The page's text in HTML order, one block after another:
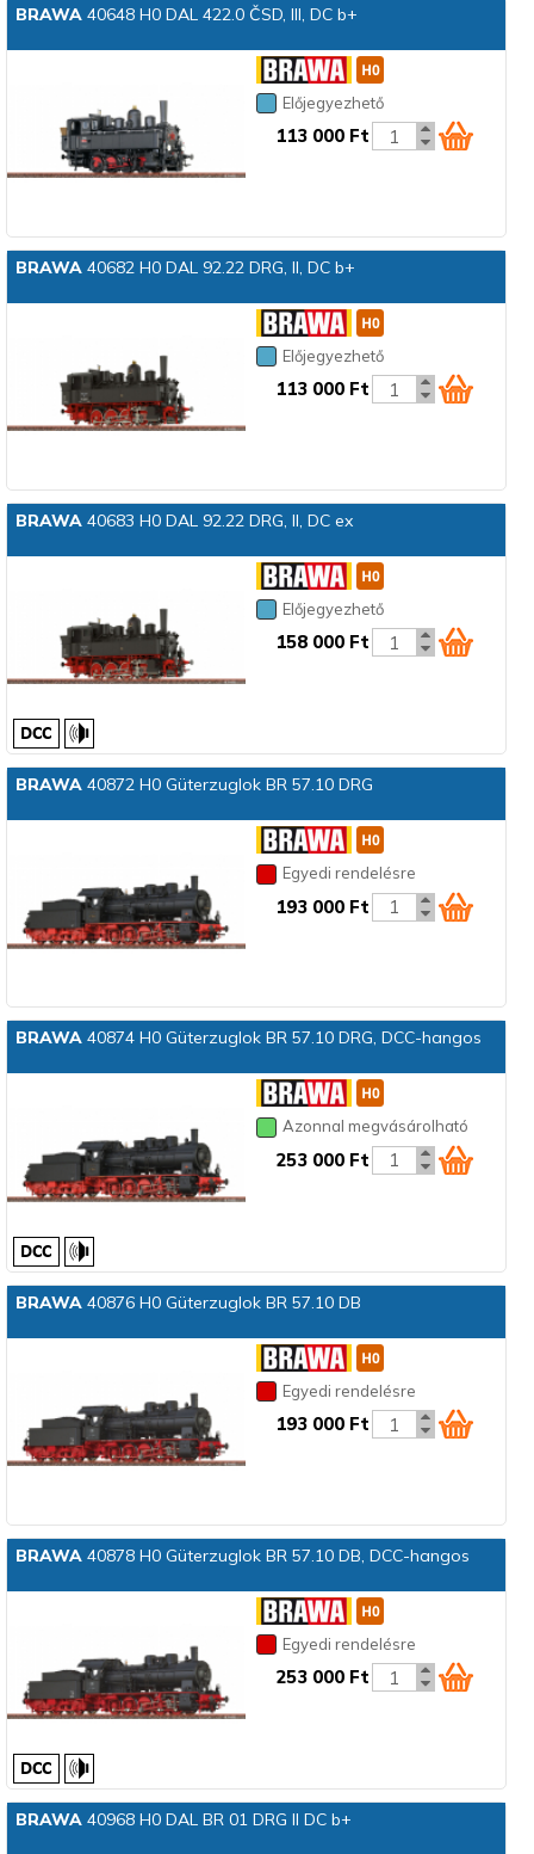
BRAWA40648 H0 DAL 422.0 ČSD, III, DC b+
Előjegyezhető
113 000 Ft
BRAWA40682 H0 DAL 92.22 DRG, II, DC b+
Előjegyezhető
113 000 Ft
BRAWA40683 H0 DAL 92.22 DRG, II, DC ex
Előjegyezhető
158 000 Ft
BRAWA40872 H0 Güterzuglok BR 57.10 DRG
Egyedi rendelésre
193 000 Ft
BRAWA40874 H0 Güterzuglok BR 57.10 DRG, DCC-hangos
Azonnal megvásárolható
253 000 Ft
BRAWA40876 H0 Güterzuglok BR 57.10 DB
Egyedi rendelésre
193 000 Ft
BRAWA40878 H0 Güterzuglok BR 57.10 DB, DCC-hangos
Egyedi rendelésre
253 000 Ft
BRAWA40968 H0 DAL BR 01 DRG II DC b+